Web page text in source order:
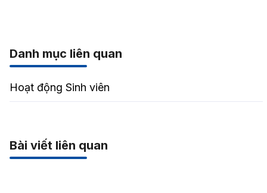
Danh mục liên quan
Hoạt động Sinh viên
Bài viết liên quan